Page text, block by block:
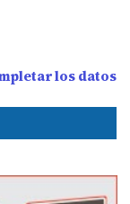
los datos